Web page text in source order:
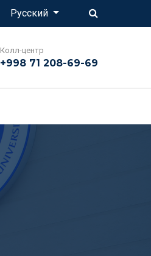
Русский
Колл-центр
+998 71 208-69-69